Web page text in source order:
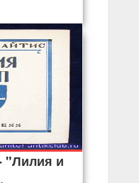
"Лилия и